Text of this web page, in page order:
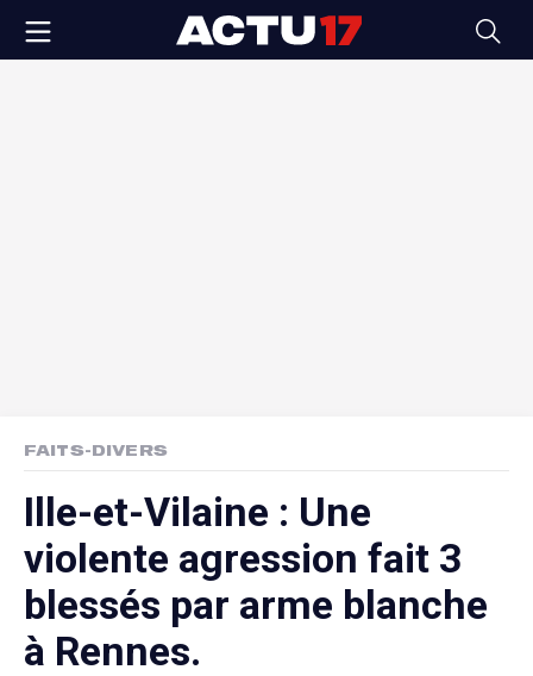
FAITS-DIVERS
Ille-et-Vilaine : Une
violente agression fait 3
blessés par arme blanche
à Rennes.